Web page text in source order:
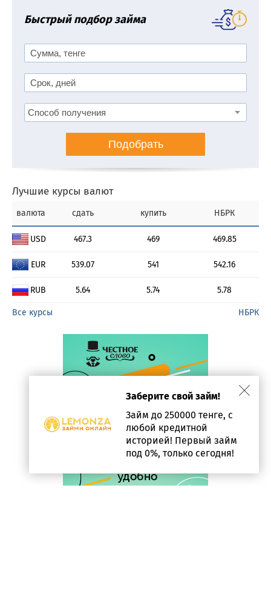
Быстрый подбор займа
Подобрать
Лучшие курсы валют
валюта сдать купить НБРК
USD 467.3 469 469.85
EUR 539.07 541 542.16
RUB 5.64 5.74 5.78
Все курсы НБРК
Заберите свой займ!
Займ до 250000 тенге, с
любой кредитной
историей! Первый займ
под 0%, только сегодня!